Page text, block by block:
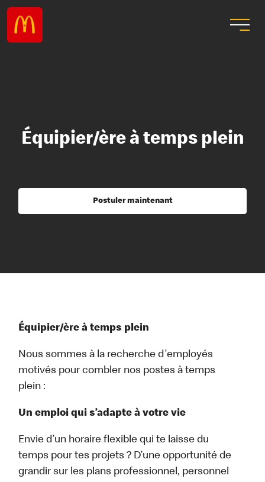
Équipier/ère à temps plein
Postuler maintenant
Équipier/ère à temps plein
Nous sommes à la recherche d'employés
motivés pour combler nos postes à temps
plein :
Un emploi qui s’adapte à votre vie
Envie d’un horaire flexible qui te laisse du
temps pour tes projets ? D’une opportunité de
grandir sur les plans professionnel, personnel